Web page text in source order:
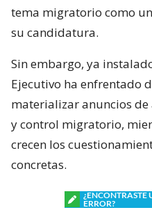
tema migratorio como
su candidatura.
Sin embargo, ya
Ejecutivo ha enfrentado
materializar anuncios
y control migratorio,
crecen los
concretas.
¿ENCONTRASTE
ERROR?